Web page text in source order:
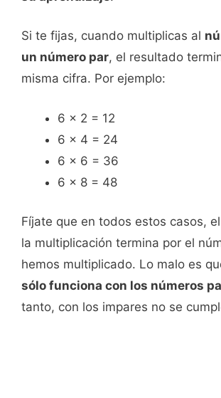
Si te fijas, cuando multiplicas al
un número par, el resultado
misma cifra. Por ejemplo:
6 x 2 = 12
6 x 4 = 24
6 x 6 = 36
6 x 8 = 48
Fíjate que en todos estos casos,
la multiplicación termina por el
hemos multiplicado. Lo malo es
sólo funciona con los números
tanto, con los impares no se